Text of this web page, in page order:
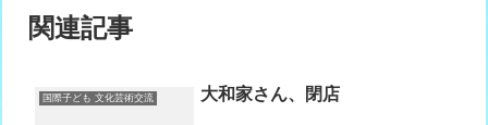
関連記事
国際子ども 文化芸術交流 大和家さん、閉店